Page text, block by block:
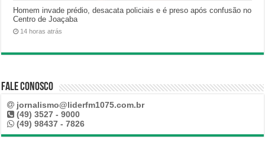
Homem invade prédio, desacata policiais e é preso após confusão no
Centro de Joaçaba
14 horas atrás
Fale Conosco
jornalismo@liderfm1075.com.br
(49) 3527 - 9000
(49) 98437 - 7826